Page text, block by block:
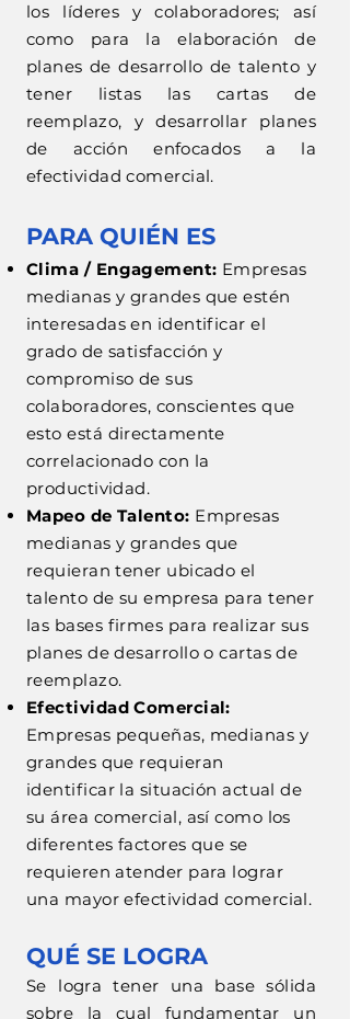
los líderes y colaboradores; así
como para la elaboración de
planes de desarrollo de talento y
tener listas las cartas de
reemplazo, y desarrollar planes
de acción enfocados a la
efectividad comercial.
PARA QUIÉN ES
Clima / Engagement: Empresas
medianas y grandes que estén
interesadas en identificar el
grado de satisfacción y
compromiso de sus
colaboradores, conscientes que
esto está directamente
correlacionado con la
productividad.
Mapeo de Talento: Empresas
medianas y grandes que
requieran tener ubicado el
talento de su empresa para tener
las bases firmes para realizar sus
planes de desarrollo o cartas de
reemplazo.
Efectividad Comercial:
Empresas pequeñas, medianas y
grandes que requieran
identificar la situación actual de
su área comercial, así como los
diferentes factores que se
requieren atender para lograr
una mayor efectividad comercial.
QUÉ SE LOGRA
Se logra tener una base sólida
sobre la cual fundamentar un